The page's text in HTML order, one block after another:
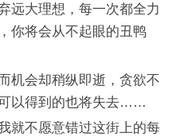
大理想，每一次都全力
你将会从不起眼的丑鸭
会却稍纵即逝，贪欲不
以得到的也将失去……
不愿意错过这街上的每